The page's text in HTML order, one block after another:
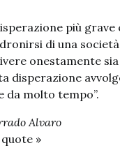
più grave
di una società
onestamente
disperazione
da molto tempo”.
Alvaro
»